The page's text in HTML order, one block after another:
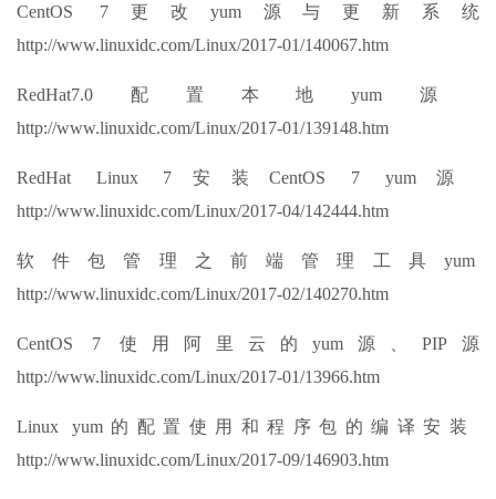
CentOS 7更改yum源与更新系统
http://www.linuxidc.com/Linux/2017-01/140067.htm
RedHat7.0配置本地yum源
http://www.linuxidc.com/Linux/2017-01/139148.htm
RedHat Linux 7安装CentOS 7 yum源
http://www.linuxidc.com/Linux/2017-04/142444.htm
软件包管理之前端管理工具yum
http://www.linuxidc.com/Linux/2017-02/140270.htm
CentOS 7 使用阿里云的yum源、PIP源
http://www.linuxidc.com/Linux/2017-01/13966.htm
Linux yum的配置使用和程序包的编译安装
http://www.linuxidc.com/Linux/2017-09/146903.htm